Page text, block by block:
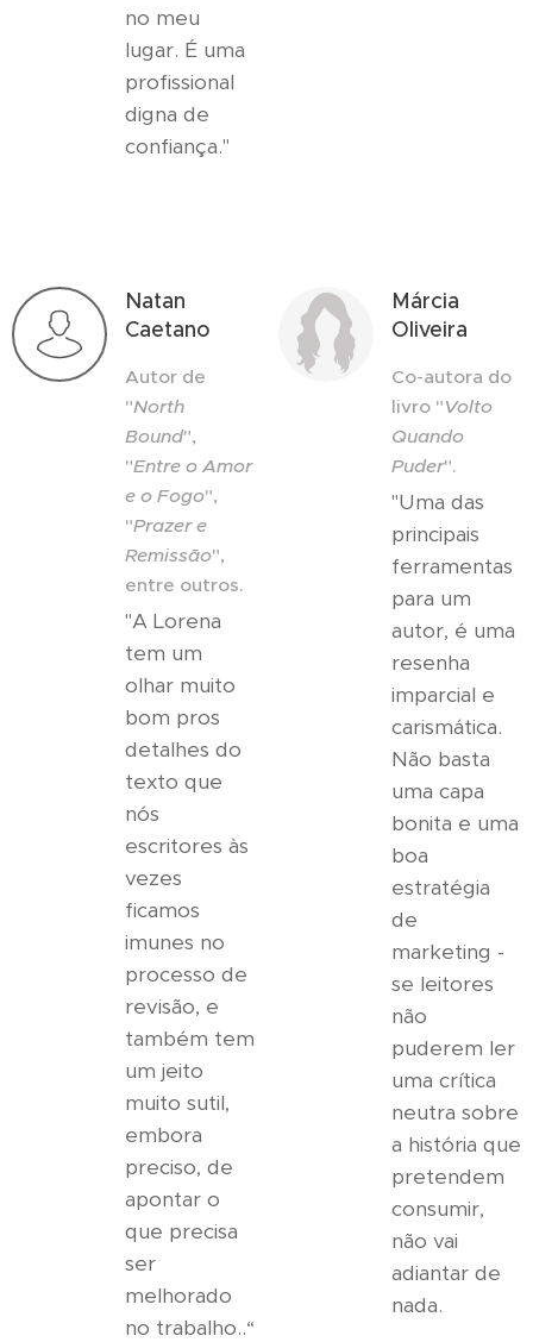
no meu
lugar. É uma
profissional
digna de
confiança."
Natan
Caetano
Autor de
"North
Bound",
"Entre o Amor
e o Fogo",
"Prazer e
Remissão",
entre outros.
"A Lorena
tem um
olhar muito
bom pros
detalhes do
texto que
nós
escritores às
vezes
ficamos
imunes no
processo de
revisão, e
também tem
um jeito
muito sutil,
embora
preciso, de
apontar o
que precisa
ser
melhorado
no trabalho..“
Márcia
Oliveira
Co-autora do
livro "Volto
Quando
Puder".
"Uma das
principais
ferramentas
para um
autor, é uma
resenha
imparcial e
carismática.
Não basta
uma capa
bonita e uma
boa
estratégia
de
marketing -
se leitores
não
puderem ler
uma crítica
neutra sobre
a história que
pretendem
consumir,
não vai
adiantar de
nada.